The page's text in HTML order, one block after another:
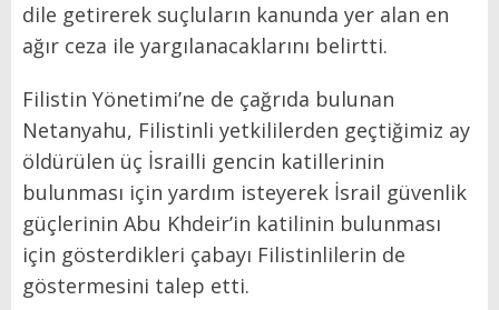
dile getirerek suçluların kanunda yer alan en
ağır ceza ile yargılanacaklarını belirtti.
Filistin Yönetimi’ne de çağrıda bulunan
Netanyahu, Filistinli yetkililerden geçtiğimiz ay
öldürülen üç İsrailli gencin katillerinin
bulunması için yardım isteyerek İsrail güvenlik
güçlerinin Abu Khdeir’in katilinin bulunması
için gösterdikleri çabayı Filistinlilerin de
göstermesini talep etti.